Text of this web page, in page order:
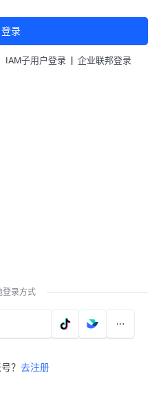
登录
IAM子用户登录 | 企业联邦登录
登录方式
？ 去注册